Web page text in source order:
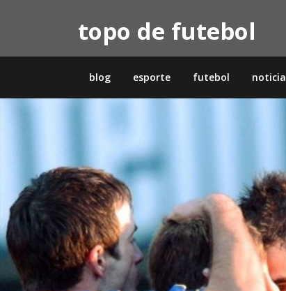
topo de futebol
blog esporte futebol noticia